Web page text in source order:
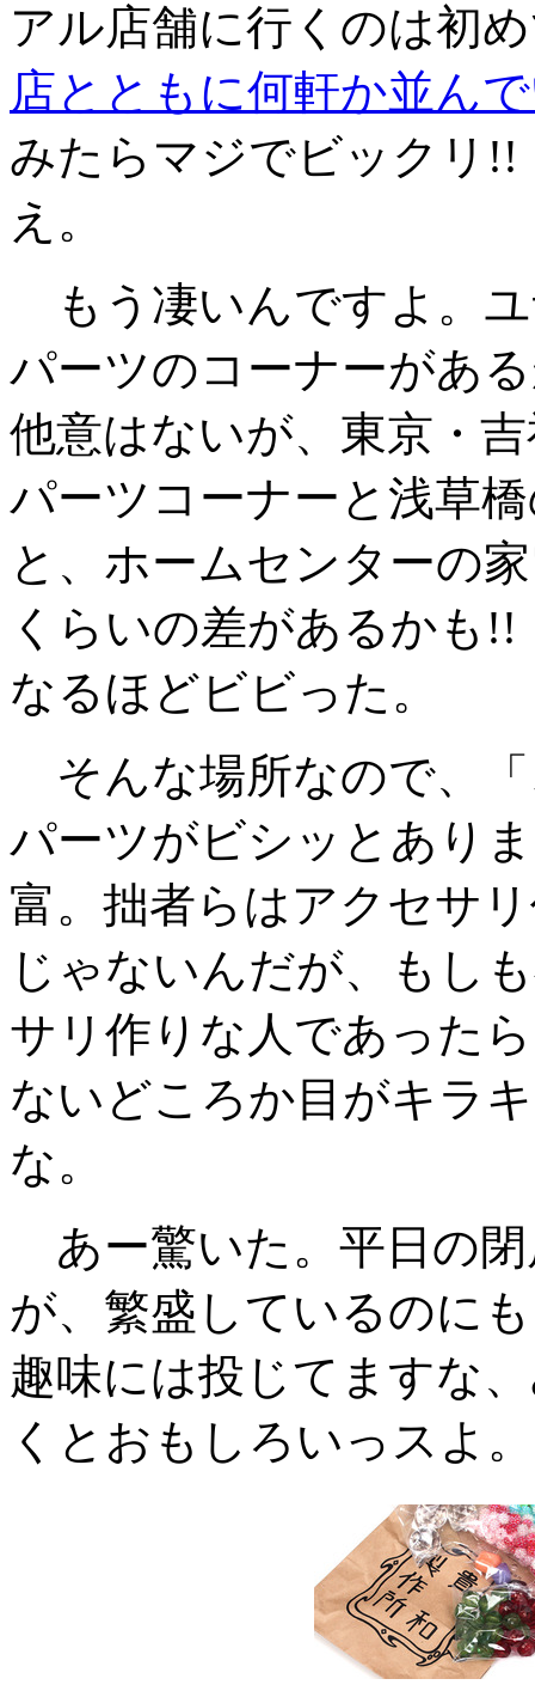
アル店舗に行くのは初
店とともに何軒か並ん
みたらマジでビックリ
え。
もう凄いんですよ。
パーツのコーナーがあ
他意はないが、東京・
パーツコーナーと浅草
と、ホームセンターの
くらいの差があるかも
なるほどビビった。
そんな場所なので、
パーツがビシッとあり
富。拙者らはアクセサ
じゃないんだが、もし
サリ作りな人であった
ないどころか目がキラ
な。
あー驚いた。平日の
が、繁盛しているのに
趣味には投じてますな
くとおもしろいっスよ。